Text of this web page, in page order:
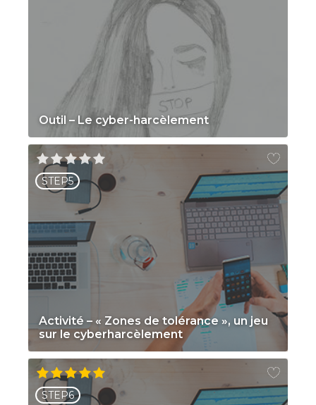
Outil – Le cyber-harcèlement
STEP5
Activité – « Zones de tolérance », un jeu
sur le cyberharcèlement
STEP6